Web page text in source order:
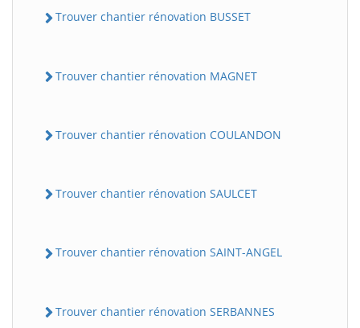
Trouver chantier rénovation BUSSET
Trouver chantier rénovation MAGNET
Trouver chantier rénovation COULANDON
Trouver chantier rénovation SAULCET
Trouver chantier rénovation SAINT-ANGEL
Trouver chantier rénovation SERBANNES